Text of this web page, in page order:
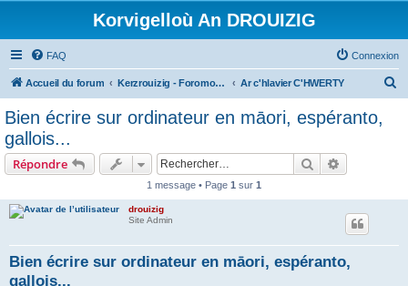
Korvigelloù An DROUIZIG
FAQ Connexion
Accueil du forum Kerzrouizig - Foromoù An Drouizig Ar c'hlavier C'HWERTY
Bien écrire sur ordinateur en māori, espéranto,
gallois...
Répondre Rechercher
1 message • Page 1 sur 1
drouizig
Site Admin
Bien écrire sur ordinateur en māori, espéranto,
gallois...